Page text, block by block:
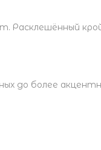
до более